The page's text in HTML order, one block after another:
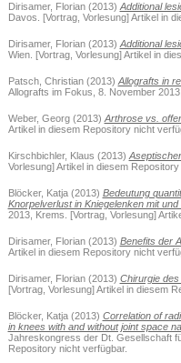
Dirisamer, Florian(2013) Additional
Davos. [Vortrag, Vorlesung] Artikel in
Dirisamer, Florian(2013) Additional
Wien. [Vortrag, Vorlesung] Artikel in
Patsch, Christian(2013) Allografts in
Allografts im Fokus, 8. November
Weber, Georg(2013) Arthrose vs.
Artikel in diesem Repository nicht
Kirschbichler, Klaus (2013)
Vorlesung] Artikel in diesem
Blöcker, Katja(2013) Bedeutung
Knorpelverlust in Kniegelenken mit
2013, Krems. [Vortrag, Vorlesung]
Dirisamer, Florian(2013) Benefits der
Artikel in diesem Repository nicht
Dirisamer, Florian(2013) Chirurgie
[Vortrag, Vorlesung] Artikel in diesem
Blöcker, Katja(2013) Correlation of
in knees with and without joint space
Jahreskongress der Dt. Gesellschaft
Repository nicht verfügbar.